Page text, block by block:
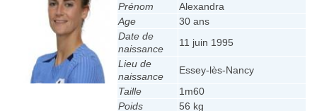
Prénom
Alexandra
Age
30 ans
Date de
naissance
11 juin 1995
Lieu de
naissance
Essey-lès-Nancy
Taille
1m60
Poids
56 kg